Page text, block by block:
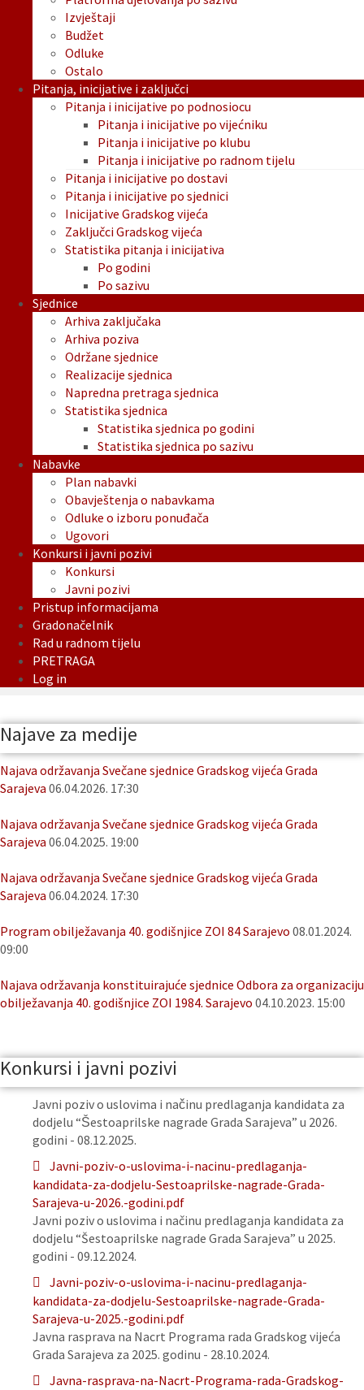
Izvještaji
Budžet
Odluke
Ostalo
Pitanja, inicijative i zaključci
Pitanja i inicijative po podnosiocu
Pitanja i inicijative po vijećniku
Pitanja i inicijative po klubu
Pitanja i inicijative po radnom tijelu
Pitanja i inicijative po dostavi
Pitanja i inicijative po sjednici
Inicijative Gradskog vijeća
Zaključci Gradskog vijeća
Statistika pitanja i inicijativa
Po godini
Po sazivu
Sjednice
Arhiva zaključaka
Arhiva poziva
Održane sjednice
Realizacije sjednica
Napredna pretraga sjednica
Statistika sjednica
Statistika sjednica po godini
Statistika sjednica po sazivu
Nabavke
Plan nabavki
Obavještenja o nabavkama
Odluke o izboru ponuđača
Ugovori
Konkursi i javni pozivi
Konkursi
Javni pozivi
Pristup informacijama
Gradonačelnik
Rad u radnom tijelu
PRETRAGA
Log in
Najave za medije
Najava održavanja Svečane sjednice Gradskog vijeća Grada
Sarajeva 06.04.2026. 17:30
Najava održavanja Svečane sjednice Gradskog vijeća Grada
Sarajeva 06.04.2025. 19:00
Najava održavanja Svečane sjednice Gradskog vijeća Grada
Sarajeva 06.04.2024. 17:30
Program obilježavanja 40. godišnjice ZOI 84 Sarajevo 08.01.2024.
09:00
Najava održavanja konstituirajuće sjednice Odbora za organizaciju
obilježavanja 40. godišnjice ZOI 1984. Sarajevo 04.10.2023. 15:00
Konkursi i javni pozivi
Javni poziv o uslovima i načinu predlaganja kandidata za
dodjelu “Šestoaprilske nagrade Grada Sarajeva” u 2026.
godini - 08.12.2025.
Javni-poziv-o-uslovima-i-nacinu-predlaganja-
kandidata-za-dodjelu-Sestoaprilske-nagrade-Grada-
Sarajeva-u-2026.-godini.pdf
Javni poziv o uslovima i načinu predlaganja kandidata za
dodjelu “Šestoaprilske nagrade Grada Sarajeva” u 2025.
godini - 09.12.2024.
Javni-poziv-o-uslovima-i-nacinu-predlaganja-
kandidata-za-dodjelu-Sestoaprilske-nagrade-Grada-
Sarajeva-u-2025.-godini.pdf
Javna rasprava na Nacrt Programa rada Gradskog vijeća
Grada Sarajeva za 2025. godinu - 28.10.2024.
Javna-rasprava-na-Nacrt-Programa-rada-Gradskog-